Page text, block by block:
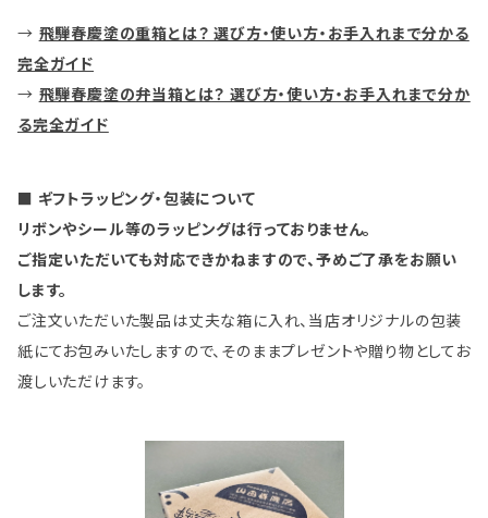
→ 飛騨春慶塗の重箱とは？ 選び方・使い方・お手入れまで分かる
完全ガイド
→ 飛騨春慶塗の弁当箱とは？ 選び方・使い方・お手入れまで分か
る完全ガイド
■ ギフトラッピング・包装について
リボンやシール等のラッピングは行っておりません。
ご指定いただいても対応できかねますので、予めご了承をお願い
します。
ご注文いただいた製品は丈夫な箱に入れ、当店オリジナルの包装
紙にてお包みいたしますので、そのままプレゼントや贈り物としてお
渡しいただけます。